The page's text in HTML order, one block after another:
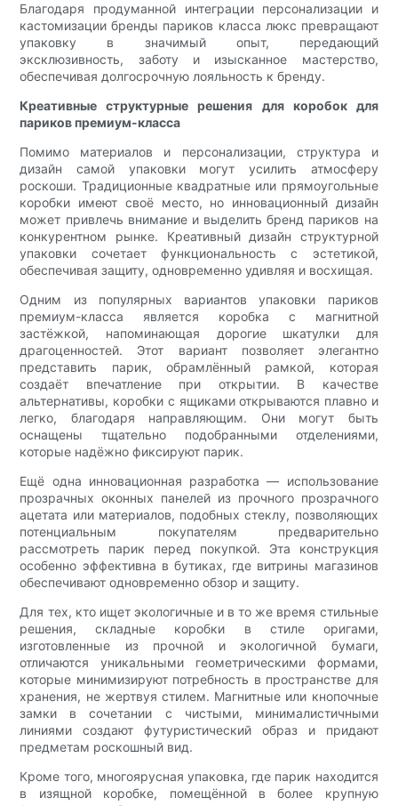
Благодаря продуманной интеграции персонализации и
кастомизации бренды париков класса люкс превращают
упаковку в значимый опыт, передающий
эксклюзивность, заботу и изысканное мастерство,
обеспечивая долгосрочную лояльность к бренду.
Креативные структурные решения для коробок для
париков премиум-класса
Помимо материалов и персонализации, структура и
дизайн самой упаковки могут усилить атмосферу
роскоши. Традиционные квадратные или прямоугольные
коробки имеют своё место, но инновационный дизайн
может привлечь внимание и выделить бренд париков на
конкурентном рынке. Креативный дизайн структурной
упаковки сочетает функциональность с эстетикой,
обеспечивая защиту, одновременно удивляя и восхищая.
Одним из популярных вариантов упаковки париков
премиум-класса является коробка с магнитной
застёжкой, напоминающая дорогие шкатулки для
драгоценностей. Этот вариант позволяет элегантно
представить парик, обрамлённый рамкой, которая
создаёт впечатление при открытии. В качестве
альтернативы, коробки с ящиками открываются плавно и
легко, благодаря направляющим. Они могут быть
оснащены тщательно подобранными отделениями,
которые надёжно фиксируют парик.
Ещё одна инновационная разработка — использование
прозрачных оконных панелей из прочного прозрачного
ацетата или материалов, подобных стеклу, позволяющих
потенциальным покупателям предварительно
рассмотреть парик перед покупкой. Эта конструкция
особенно эффективна в бутиках, где витрины магазинов
обеспечивают одновременно обзор и защиту.
Для тех, кто ищет экологичные и в то же время стильные
решения, складные коробки в стиле оригами,
изготовленные из прочной и экологичной бумаги,
отличаются уникальными геометрическими формами,
которые минимизируют потребность в пространстве для
хранения, не жертвуя стилем. Магнитные или кнопочные
замки в сочетании с чистыми, минималистичными
линиями создают футуристический образ и придают
предметам роскошный вид.
Кроме того, многоярусная упаковка, где парик находится
в изящной коробке, помещённой в более крупную